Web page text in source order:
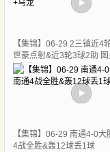
【集锦】06-29 2三镇近4
世豪点射&近3轮3球2助 图
+乌龙
【集锦】06-29 南通4-0大
4战全胜&轰12球丢1球